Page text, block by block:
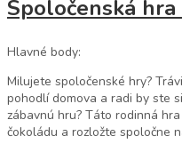
Spoločenská hra
Hlavné body:
Milujete spoločenské hry?
pohodlí domova a radi by ste
zábavnú hru? Táto rodinná
čokoládu a rozložte spoločne